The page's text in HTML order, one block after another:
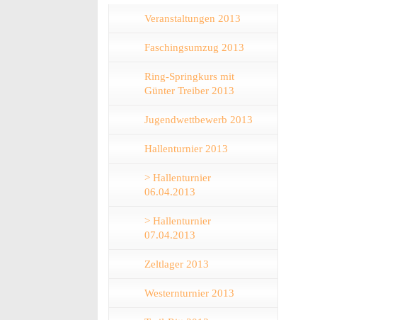
Veranstaltungen 2013
Faschingsumzug 2013
Ring-Springkurs mit
Günter Treiber 2013
Jugendwettbewerb 2013
Hallenturnier 2013
> Hallenturnier
06.04.2013
> Hallenturnier
07.04.2013
Zeltlager 2013
Westernturnier 2013